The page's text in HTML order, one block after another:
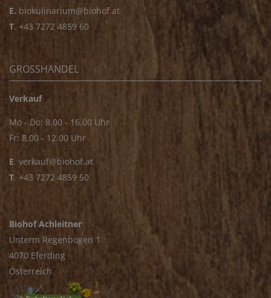
E. biokulinarium@biohof.at
T. +43 7272 4859 60
GROSSHANDEL
Verkauf
Mo - Do: 8.00 - 16.00 Uhr
Fr: 8.00 - 12.00 Uhr
E. verkauf@biohof.at
T. +43 7272 4859 50
Biohof Achleitner
Unterm Regenbogen 1
4070 Eferding
Österreich